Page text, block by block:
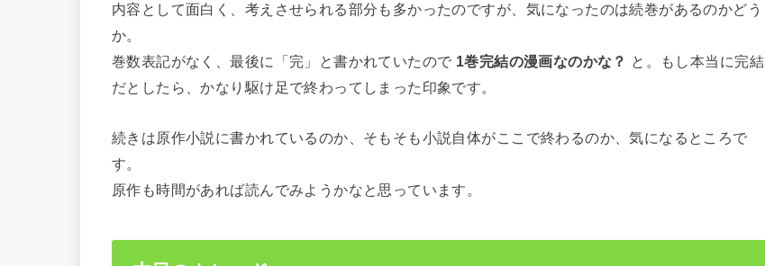
内容として面白く、考えさせられる部分も多かったのですが、気になったのは続巻があるのかどう
か。
巻数表記がなく、最後に「完」と書かれていたので 1巻完結の漫画なのかな？ と。もし本当に完結
だとしたら、かなり駆け足で終わってしまった印象です。
続きは原作小説に書かれているのか、そもそも小説自体がここで終わるのか、気になるところで
す。
原作も時間があれば読んでみようかなと思っています。